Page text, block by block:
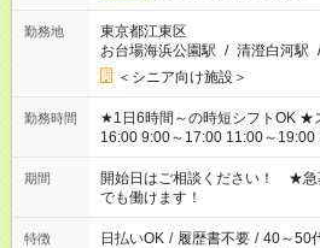
勤務地
東京都江東区
お台場海浜公園駅 / 清澄白河駅
＜シニア向け施設＞
勤務時間
★1日6時間～の時短シフトOK ★スタート時間選べます！ 7:00～
16:00 9:00～17:00 11:00～19:00 など 残
場合、他のお仕事と合わせ週40
ん ※法令に基づき、週20時間以
となります ※労働者派遣法（日
短時間・短期間の就業はご案内
期間
開始日はご相談ください！ ★
でも働けます！
特徴 日払いOK / 履歴書不要 / 40～50